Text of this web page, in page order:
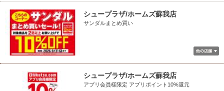
シュープラザ/ホームズ蘇我店
サンダルまとめ買い
シュープラザ/ホームズ蘇我店
アプリ会員様限定 アプリポイント10%還元